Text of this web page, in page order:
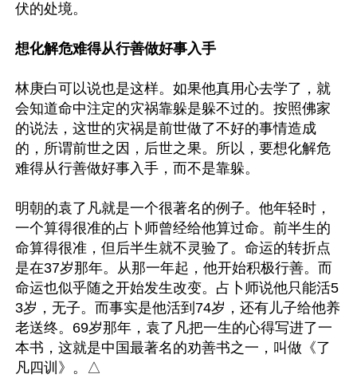
伏的处境。
想化解危难得从行善做好事入手
林庚白可以说也是这样。如果他真用心去学了，就
会知道命中注定的灾祸靠躲是躲不过的。按照佛家
的说法，这世的灾祸是前世做了不好的事情造成
的，所谓前世之因，后世之果。所以，要想化解危
难得从行善做好事入手，而不是靠躲。
明朝的袁了凡就是一个很著名的例子。他年轻时，
一个算得很准的占卜师曾经给他算过命。前半生的
命算得很准，但后半生就不灵验了。命运的转折点
是在37岁那年。从那一年起，他开始积极行善。而
命运也似乎随之开始发生改变。占卜师说他只能活5
3岁，无子。而事实是他活到74岁，还有儿子给他养
老送终。69岁那年，袁了凡把一生的心得写进了一
本书，这就是中国最著名的劝善书之一，叫做《了